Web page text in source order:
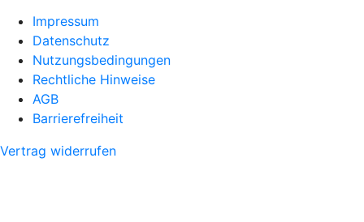
Impressum
Datenschutz
Nutzungsbedingungen
Rechtliche Hinweise
AGB
Barrierefreiheit
Vertrag widerrufen